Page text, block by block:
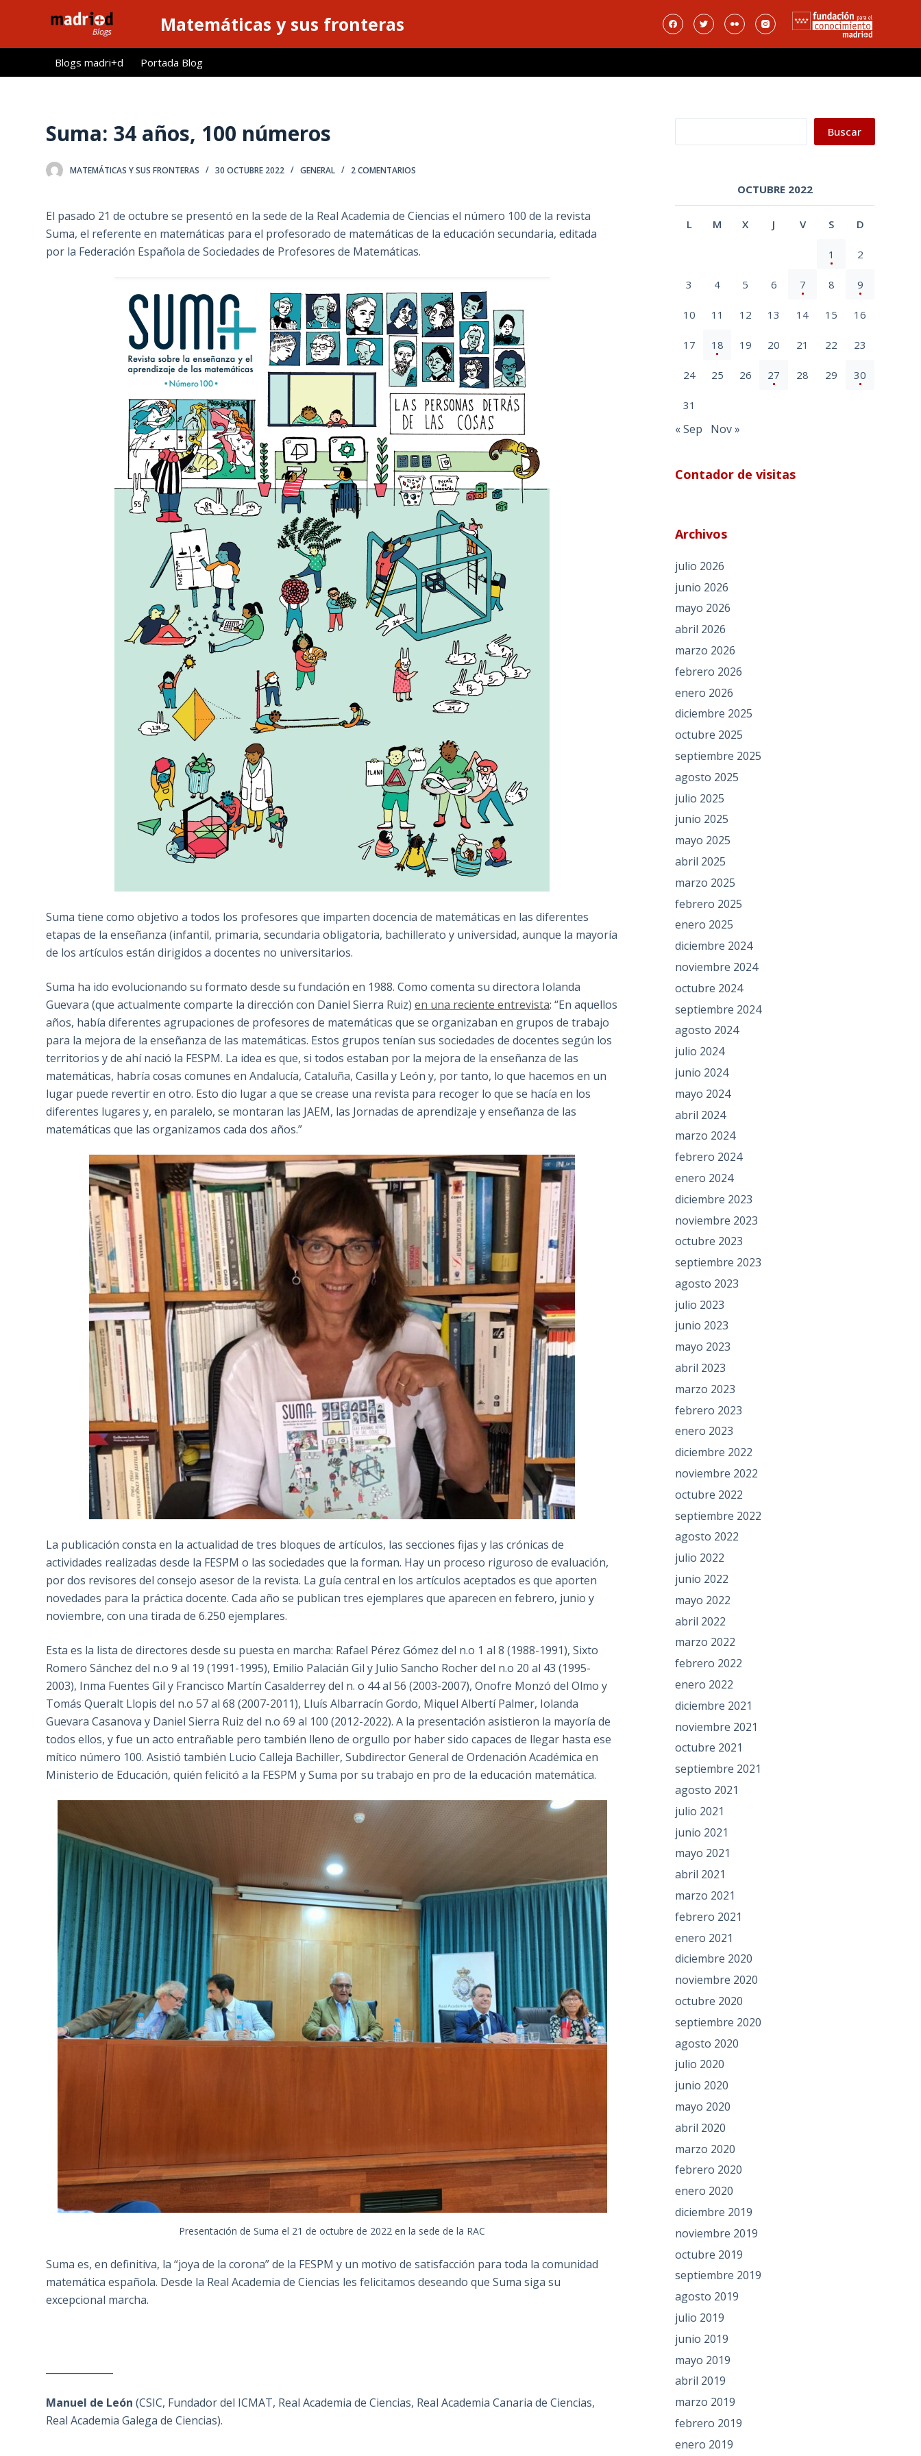
l
Matemáticas y sus fronteras
Blogs madri+d Portada Blog
Suma: 34 años, 100 números
MATEMÁTICAS Y SUS FRONTERAS 30 OCTUBRE 2022 GENERAL 2 COMENTARIOS
El pasado 21 de octubre se presentó en la sede de la Real Academia de Ciencias el número 100 de la revista
Suma, el referente en matemáticas para el profesorado de matemáticas de la educación secundaria, editada
por la Federación Española de Sociedades de Profesores de Matemáticas.
Suma tiene como objetivo a todos los profesores que imparten docencia de matemáticas en las diferentes
etapas de la enseñanza (infantil, primaria, secundaria obligatoria, bachillerato y universidad, aunque la mayoría
de los artículos están dirigidos a docentes no universitarios.
Suma ha ido evolucionando su formato desde su fundación en 1988. Como comenta su directora Iolanda
Guevara (que actualmente comparte la dirección con Daniel Sierra Ruiz)en una reciente entrevista: “En aquellos
años, había diferentes agrupaciones de profesores de matemáticas que se organizaban en grupos de trabajo
para la mejora de la enseñanza de las matemáticas. Estos grupos tenían sus sociedades de docentes según los
territorios y de ahí nació la FESPM. La idea es que, si todos estaban por la mejora de la enseñanza de las
matemáticas, habría cosas comunes en Andalucía, Cataluña, Casilla y León y, por tanto, lo que hacemos en un
lugar puede revertir en otro. Esto dio lugar a que se crease una revista para recoger lo que se hacía en los
diferentes lugares y, en paralelo, se montaran las JAEM, las Jornadas de aprendizaje y enseñanza de las
matemáticas que las organizamos cada dos años.”
La publicación consta en la actualidad de tres bloques de artículos, las secciones fijas y las crónicas de
actividades realizadas desde la FESPM o las sociedades que la forman. Hay un proceso riguroso de evaluación,
por dos revisores del consejo asesor de la revista. La guía central en los artículos aceptados es que aporten
novedades para la práctica docente. Cada año se publican tres ejemplares que aparecen en febrero, junio y
noviembre, con una tirada de 6.250 ejemplares.
Esta es la lista de directores desde su puesta en marcha: Rafael Pérez Gómez del n.o 1 al 8 (1988-1991), Sixto
Romero Sánchez del n.o 9 al 19 (1991-1995), Emilio Palacián Gil y Julio Sancho Rocher del n.o 20 al 43 (1995-
2003), Inma Fuentes Gil y Francisco Martín Casalderrey del n. o 44 al 56 (2003-2007), Onofre Monzó del Olmo y
Tomás Queralt Llopis del n.o 57 al 68 (2007-2011), Lluís Albarracín Gordo, Miquel Albertí Palmer, Iolanda
Guevara Casanova y Daniel Sierra Ruiz del n.o 69 al 100 (2012-2022). A la presentación asistieron la mayoría de
todos ellos, y fue un acto entrañable pero también lleno de orgullo por haber sido capaces de llegar hasta ese
mítico número 100. Asistió también Lucio Calleja Bachiller, Subdirector General de Ordenación Académica en
Ministerio de Educación, quién felicitó a la FESPM y Suma por su trabajo en pro de la educación matemática.
Presentación de Suma el 21 de octubre de 2022 en la sede de la RAC
Suma es, en definitiva, la “joya de la corona” de la FESPM y un motivo de satisfacción para toda la comunidad
matemática española. Desde la Real Academia de Ciencias les felicitamos deseando que Suma siga su
excepcional marcha.
Manuel de León (CSIC, Fundador del ICMAT, Real Academia de Ciencias, Real Academia Canaria de Ciencias,
Real Academia Galega de Ciencias).
Buscar
OCTUBRE 2022
L M X J V S D
1 2
3 4 5 6 7 8 9
10 11 12 13 14 15 16
17 18 19 20 21 22 23
24 25 26 27 28 29 30
31
« Sep Nov »
Contador de visitas
Archivos
julio 2026
junio 2026
mayo 2026
abril 2026
marzo 2026
febrero 2026
enero 2026
diciembre 2025
octubre 2025
septiembre 2025
agosto 2025
julio 2025
junio 2025
mayo 2025
abril 2025
marzo 2025
febrero 2025
enero 2025
diciembre 2024
noviembre 2024
octubre 2024
septiembre 2024
agosto 2024
julio 2024
junio 2024
mayo 2024
abril 2024
marzo 2024
febrero 2024
enero 2024
diciembre 2023
noviembre 2023
octubre 2023
septiembre 2023
agosto 2023
julio 2023
junio 2023
mayo 2023
abril 2023
marzo 2023
febrero 2023
enero 2023
diciembre 2022
noviembre 2022
octubre 2022
septiembre 2022
agosto 2022
julio 2022
junio 2022
mayo 2022
abril 2022
marzo 2022
febrero 2022
enero 2022
diciembre 2021
noviembre 2021
octubre 2021
septiembre 2021
agosto 2021
julio 2021
junio 2021
mayo 2021
abril 2021
marzo 2021
febrero 2021
enero 2021
diciembre 2020
noviembre 2020
octubre 2020
septiembre 2020
agosto 2020
julio 2020
junio 2020
mayo 2020
abril 2020
marzo 2020
febrero 2020
enero 2020
diciembre 2019
noviembre 2019
octubre 2019
septiembre 2019
agosto 2019
julio 2019
junio 2019
mayo 2019
abril 2019
marzo 2019
febrero 2019
enero 2019